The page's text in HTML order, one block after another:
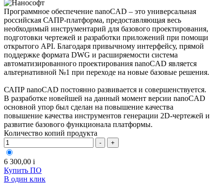
Программное обеспечение nanoCAD – это универсальная
российская САПР-платформа, предоставляющая весь
необходимый инструментарий для базового проектирования,
подготовки чертежей и разработки приложений при помощи
открытого API. Благодаря привычному интерфейсу, прямой
поддержке формата DWG и расширяемости система
автоматизированного проектирования nanoCAD является
альтернативной №1 при переходе на новые базовые решения.
САПР nanoCAD постоянно развивается и совершенствуется.
В разработке новейшей на данный момент версии nanoCAD
основной упор был сделан на повышение качества
повышение качества инструментов генерации 2D-чертежей и
развитие базового функционала платформы.
Количество копий продукта
- +
6 300,00 i
Купить ПО
В один клик